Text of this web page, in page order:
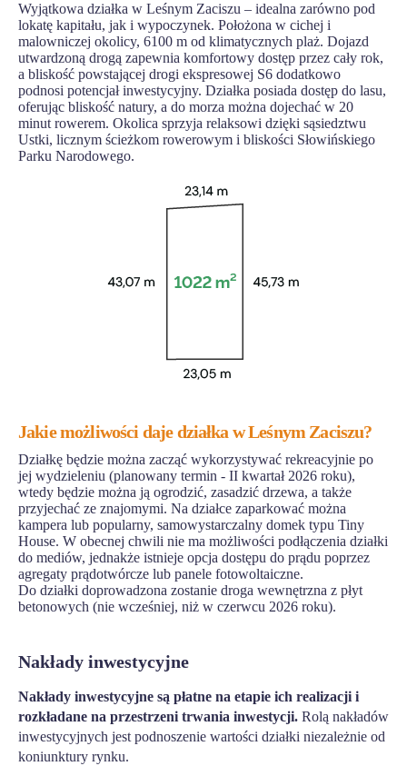
Wyjątkowa działka w Leśnym Zaciszu – idealna zarówno pod
lokatę kapitału, jak i wypoczynek. Położona w cichej i
malowniczej okolicy, 6100 m od klimatycznych plaż. Dojazd
utwardzoną drogą zapewnia komfortowy dostęp przez cały rok,
a bliskość powstającej drogi ekspresowej S6 dodatkowo
podnosi potencjał inwestycyjny. Działka posiada dostęp do lasu,
oferując bliskość natury, a do morza można dojechać w 20
minut rowerem. Okolica sprzyja relaksowi dzięki sąsiedztwu
Ustki, licznym ścieżkom rowerowym i bliskości Słowińskiego
Parku Narodowego.
Jakie możliwości daje działka w Leśnym Zaciszu?
Działkę będzie można zacząć wykorzystywać rekreacyjnie po
jej wydzieleniu (planowany termin - II kwartał 2026 roku),
wtedy będzie można ją ogrodzić, zasadzić drzewa, a także
przyjechać ze znajomymi. Na działce zaparkować można
kampera lub popularny, samowystarczalny domek typu Tiny
House. W obecnej chwili nie ma możliwości podłączenia działki
do mediów, jednakże istnieje opcja dostępu do prądu poprzez
agregaty prądotwórcze lub panele fotowoltaiczne.
Do działki doprowadzona zostanie droga wewnętrzna z płyt
betonowych (nie wcześniej, niż w czerwcu 2026 roku).
Nakłady inwestycyjne
Nakłady inwestycyjne są płatne na etapie ich realizacji i
rozkładane na przestrzeni trwania inwestycji. Rolą nakładów
inwestycyjnych jest podnoszenie wartości działki niezależnie od
koniunktury rynku.